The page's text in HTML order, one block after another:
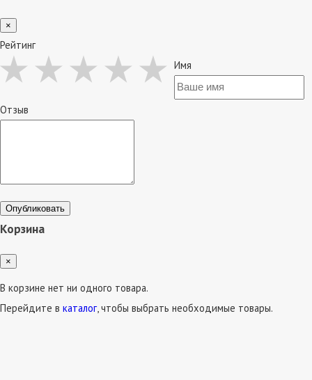
×
Рейтинг
Имя
Отзыв
Опубликовать
Корзина
×
В корзине нет ни одного товара.
Перейдите в каталог, чтобы выбрать необходимые товары.